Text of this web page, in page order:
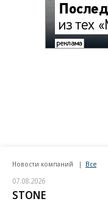
Новости компаний Все
07.08.2026
STONE